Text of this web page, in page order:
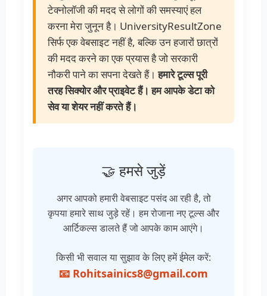
टेक्नोलॉजी की मदद से लोगों की समस्याएं हल
करना मेरा जुनून है। UniversityResultZone
सिर्फ एक वेबसाइट नहीं है, बल्कि उन हजारों छात्रों
की मदद करने का एक प्रयास है जो सरकारी
नौकरी पाने का सपना देखते हैं।हमारे टूल्स पूरी
तरह सिक्योर और प्राइवेट हैं। हम आपके डेटा को
सेव या शेयर नहीं करते हैं।
🤝 हमसे जुड़ें
अगर आपको हमारी वेबसाइट पसंद आ रही है, तो
कृपया हमारे साथ जुड़े रहें। हम रोजाना नए टूल्स और
आर्टिकल्स डालते हैं जो आपके काम आएंगे।
किसी भी सवाल या सुझाव के लिए हमें ईमेल करें:
📧 Rohitsainics8@gmail.com